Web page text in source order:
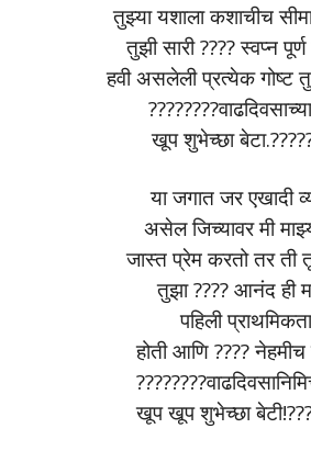
तुझ्या यशाला कशाचीच
तुझी सारी ???? स्वप्न पूर्ण
हवी असलेली प्रत्येक गोष्ट
खूप शुभेच्छा
या जगात जर एखादी
असेल जिच्यावर मी
जास्त प्रेम करतो तर
तुझा ???? आनंद ही
पहिली प्राथमिकता
होती आणि ???? नेहमीच
खूप खूप शुभेच्छा